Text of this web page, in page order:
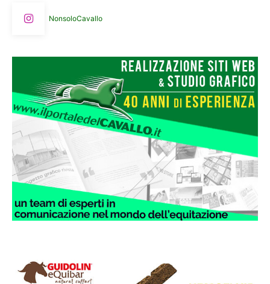
NonsoloCavallo